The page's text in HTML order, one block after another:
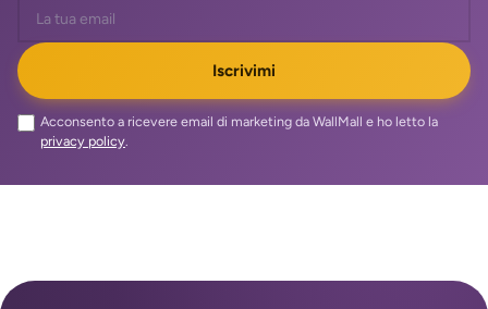
Iscrivimi
Acconsento a ricevere email di marketing da WallMall e ho letto la
privacy policy